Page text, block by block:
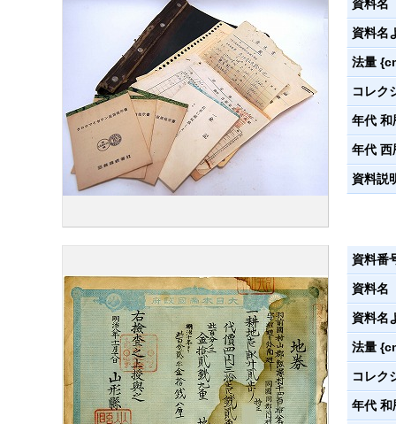
資料名
資料名
法量
コレク
年代 和
年代 西
資料説
資料番
資料名
資料名
法量
コレク
年代 和